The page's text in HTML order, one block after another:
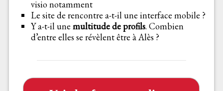
visio notamment
Le site de rencontre a-t-il une interface mobile ?
Y a-t-il unemultitude de profils. Combien
d’entre elles se révèlent être à Alès ?